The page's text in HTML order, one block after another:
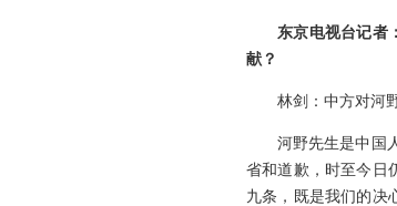
东京电视台记者
献？
林剑：中方对河
河野先生是中国
省和道歉，时至今日
九条，既是我们的决